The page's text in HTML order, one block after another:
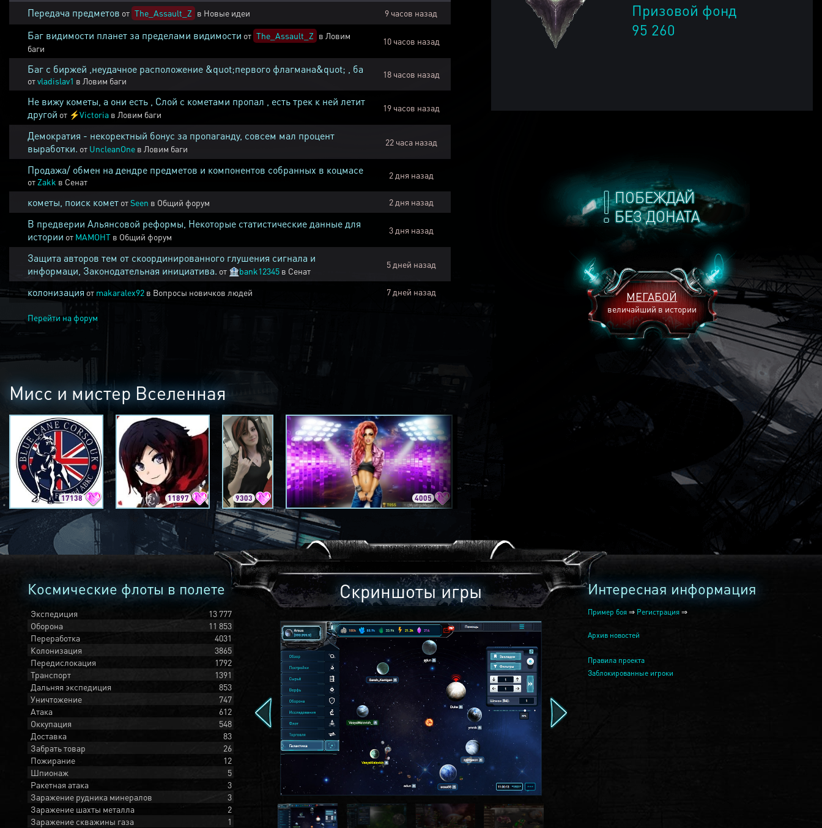
ПОБЕЖДАЙ
БЕЗ ДОНАТА
МЕГАБОЙ
величайший в истории
Призовой фонд
95 260
Передача предметов от The_Assault_Z в Новые идеи 9 часов назад
Баг видимости планет за пределами видимости от The_Assault_Z в Ловим
баги
10 часов назад
Баг с биржей ,неудачное расположение &quot;первого флагмана&quot; , ба
отvladislav1 в Ловим баги
18 часов назад
Не вижу кометы, а они есть , Слой с кометами пропал , есть трек к ней летит
другой от ⚡Victoria в Ловим баги
19 часов назад
Демократия - некоректный бонус за пропаганду, совсем мал процент
выработки. от UncleanOne в Ловим баги
22 часа назад
Продажа/ обмен на дендре предметов и компонентов собранных в коцмасе
от Zakk в Сенат
2 дня назад
кометы, поиск комет отSeen в Общий форум 2 дня назад
В предверии Альянсовой реформы, Некоторые статистические данные для
истории от MAMOHT в Общий форум
3 дня назад
Защита авторов тем от скоординированного глушения сигнала и
информаци, Законодательная инициатива. от 🏦bank12345 в Сенат
5 дней назад
колонизация от makaralex92 в Вопросы новичков людей 7 дней назад
Перейти на форум
Мисс и мистер Вселенная
17138 11897 9303 4005 2240
Космические флоты в полете
Экспедиция
13 777
Оборона
11 853
Переработка
4031
Колонизация
3865
Передислокация
1792
Транспорт
1391
Дальняя экспедиция
853
Уничтожение
747
Атака
612
Оккупация
548
Доставка
83
Забрать товар
26
Пожирание
12
Шпионаж
5
Ракетная атака
3
Заражение рудника минералов
3
Заражение шахты металла
2
Заражение скважины газа
1
Скриншоты игры Интересная информация
Пример боя ⇒ Регистрация ⇒
Архив новостей
Правила проекта
Заблокированные игроки